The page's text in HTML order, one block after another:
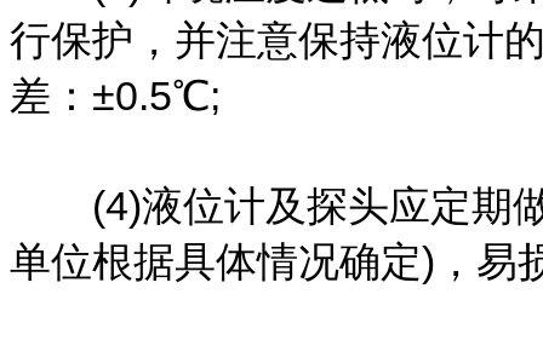
行保护，并注意保持液位计
差：±0.5℃;
(4)液位计及探头应定期做
单位根据具体情况确定)，易